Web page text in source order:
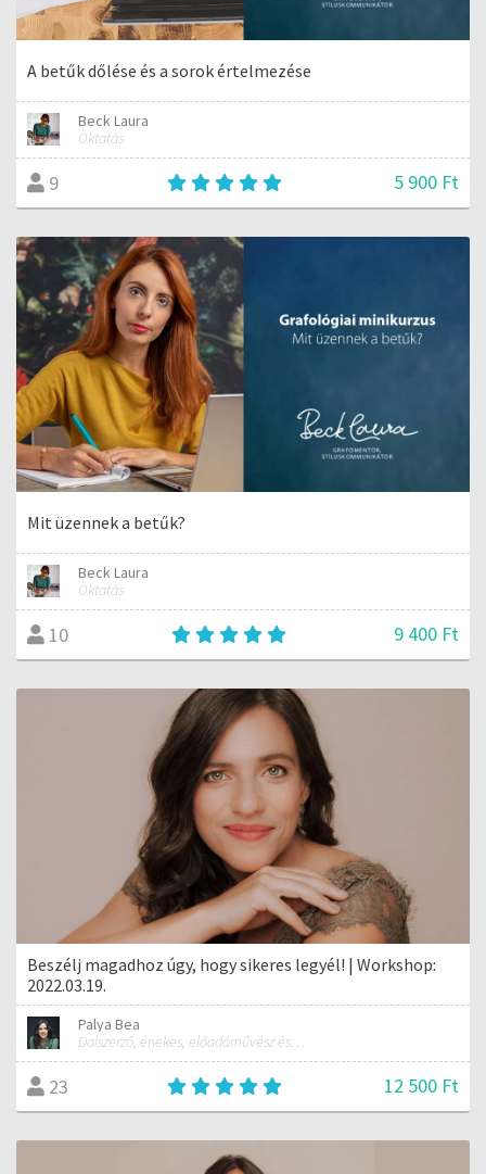
A betűk dőlése és a sorok értelmezése
Beck Laura
Oktatás
9 5 900 Ft
Mit üzennek a betűk?
Beck Laura
Oktatás
10 9 400 Ft
Beszélj magadhoz úgy, hogy sikeres legyél! | Workshop:
2022.03.19.
Palya Bea
Dalszerző, énekes, előadóművész és tréner
23 12 500 Ft